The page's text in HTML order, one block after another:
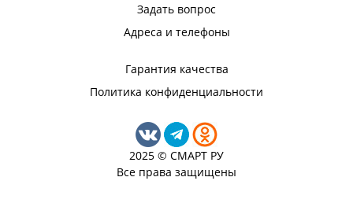
Задать вопрос
Адреса и телефоны
Гарантия качества
Политика конфиденциальности
2025 © СМАРТ РУ
Все права защищены